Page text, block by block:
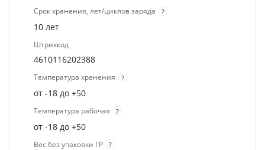
Срок хранения, лет/циклов заряда ?
10 лет
Штрихкод
4610116202388
Температура хранения ?
от -18 до +50
Температура рабочая ?
от -18 до +50
Вес без упаковки ГР ?